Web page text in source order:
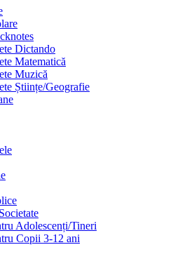
Dictando
Matematică
Muzică
Științe/Geografie
Adolescenți/Tineri
Copii 3-12 ani